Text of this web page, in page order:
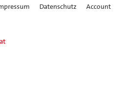
Datenschutz
Account